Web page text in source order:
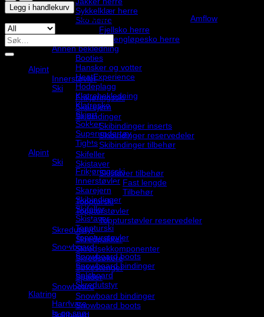
Sykkelklær herre
Sko herre
Fjellsko herre
Terrengløpesko herre
Annen bekledning
Booties
Hansker og votter
HeatExperience
Hodeplagg
Klatrebekledning
Klatresko
Skjørt
Sokker
Superundertøy
Tights
Alpint
Ski
Frikjøringsski
Innerstøvler
Skarejern
Skibindinger
Skifeller
Skistaver
Toppturski
Toppturstøvler
Snowboard
Snowboard boots
Snowboard bindinger
Splitboard
Skredutstyr
Klatring
Hardvare
Is og snø
Linkage
Shaft
Spacer
Legg i handlekurv
VPG-423091 Kategori: Amflow
Søk
etter:
Alpint
Innerstøvler
Ski
Frikjøringsski
Skarejern
Skibindinger
Skibindinger inserts
Skibindinger reservedeler
Skibindinger tilbehør
Skifeller
Skistaver
Skistaver tilbehør
Fast lengde
Tilbehør
Toppturski
Toppturstøvler
Toppturstøvler reservedeler
Skredutstyr
Skredpakker
Skredsekkomponenter
Skredsøkere
Søkestenger
Spader
Snowboard
Snowboard bindinger
Snowboard boots
Splitboard